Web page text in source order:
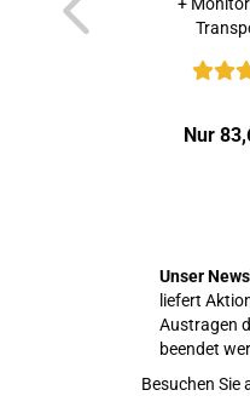
Nur
Unser
liefert
Austragen
beendet
Besuchen Sie